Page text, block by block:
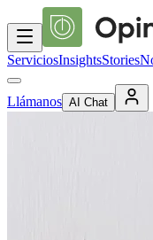
ServiciosInsightsStories
Llámanos AI Chat